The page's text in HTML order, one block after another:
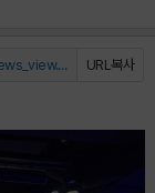
URL복사
https://m.hungryapp.co.kr/news/news_view.php?durl=YmNvZGU9b...